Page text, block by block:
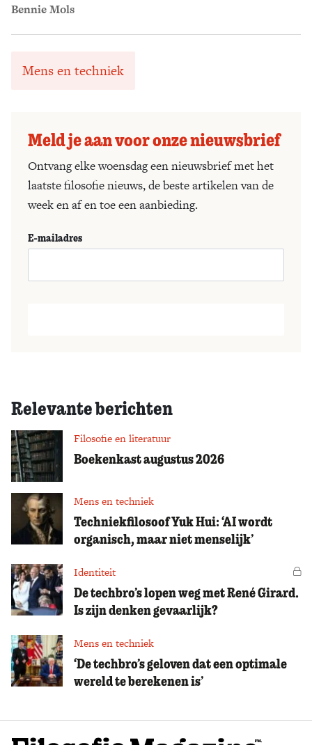
Bennie Mols
Mens en techniek
Meld je aan voor onze nieuwsbrief
Ontvang elke woensdag een nieuwsbrief met het
laatste filosofie nieuws, de beste artikelen van de
week en af en toe een aanbieding.
E-mailadres
Relevante berichten
Filosofie en literatuur
Boekenkast augustus 2026
Mens en techniek
Techniekfilosoof Yuk Hui: ‘AI wordt
organisch, maar niet menselijk’
Identiteit
De techbro’s lopen weg met René Girard.
Is zijn denken gevaarlijk?
Mens en techniek
‘De techbro’s geloven dat een optimale
wereld te berekenen is’